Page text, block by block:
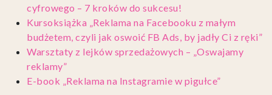
cyfrowego – 7 kroków do sukcesu!
Kursoksiążka „Reklama na Facebooku z małym
budżetem, czyli jak oswoić FB Ads, by jadły Ci z ręki”
Warsztaty z lejków sprzedażowych – „Oswajamy
reklamy”
E-book „Reklama na Instagramie w pigułce”